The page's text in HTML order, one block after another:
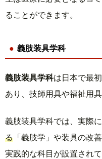
ることができます。
義肢装具学科
義肢装具学科は日本で最
あり、技師用具や福祉用
義肢装具学科では、実際に
る 「義肢学」や装具の改
実践的な科目が設置され